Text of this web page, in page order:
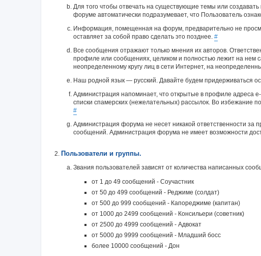
Для того чтобы отвечать на существующие темы или
форуме автоматически подразумевает, что Пользователь
Информация, помещенная на форум, предварительно не
оставляет за собой право сделать это позднее. #
Все сообщения отражают только мнения их авторов.
профиле или сообщениях, целиком и полностью лежит на нем
неопределенному кругу лиц в сети Интернет, на
Наш родной язык — русский. Давайте будем придерживаться
Администрация напоминает, что открытые в профиле адреса
списки спамерских (нежелательных) рассылок. Во избежание
#
Администрация форума не несет никакой ответственности за
сообщений. Администрация форума не имеет возможности
Пользователи и группы.
Звания пользователей зависят от количества написанных
от 1 до 49 сообщений - Соучастник
от 50 до 499 сообщений - Реджиме (солдат)
от 500 до 999 сообщений - Капореджиме (капитан)
от 1000 до 2499 сообщений - Консильери (советник)
от 2500 до 4999 сообщений - Адвокат
от 5000 до 9999 сообщений - Младший босс
более 10000 сообщений - Дон